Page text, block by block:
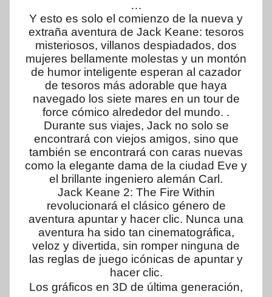
…
Y esto es solo el comienzo de la nueva y
extraña aventura de Jack Keane: tesoros
misteriosos, villanos despiadados, dos
mujeres bellamente molestas y un montón
de humor inteligente esperan al cazador
de tesoros más adorable que haya
navegado los siete mares en un tour de
force cómico alrededor del mundo. .
Durante sus viajes, Jack no solo se
encontrará con viejos amigos, sino que
también se encontrará con caras nuevas
como la elegante dama de la ciudad Eve y
el brillante ingeniero alemán Carl.
Jack Keane 2: The Fire Within
revolucionará el clásico género de
aventura apuntar y hacer clic. Nunca una
aventura ha sido tan cinematográfica,
veloz y divertida, sin romper ninguna de
las reglas de juego icónicas de apuntar y
hacer clic.
Los gráficos en 3D de última generación,